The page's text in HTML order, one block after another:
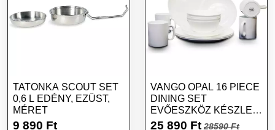
TATONKA SCOUT SET
0,6 L EDÉNY, EZÜST,
MÉRET
9 890 Ft
VANGO OPAL 16 PIECE
DINING SET
EVŐESZKÖZ KÉSZLET,
FEHÉR, MÉRET
25 890 Ft 28590 Ft